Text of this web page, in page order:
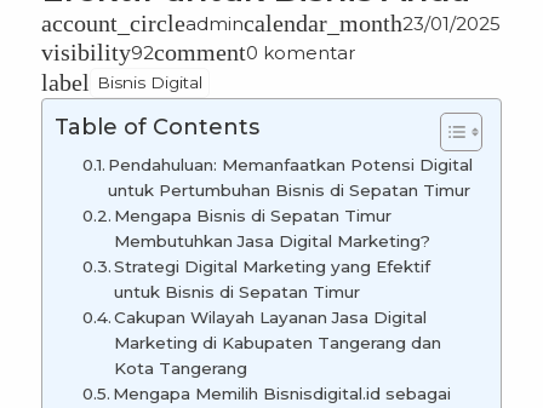
account_circleadmincalendar_month23/01/2025
visibility92comment0 komentar
label Bisnis Digital
Table of Contents
Pendahuluan: Memanfaatkan Potensi Digital
untuk Pertumbuhan Bisnis di Sepatan Timur
Mengapa Bisnis di Sepatan Timur
Membutuhkan Jasa Digital Marketing?
Strategi Digital Marketing yang Efektif
untuk Bisnis di Sepatan Timur
Cakupan Wilayah Layanan Jasa Digital
Marketing di Kabupaten Tangerang dan
Kota Tangerang
Mengapa Memilih Bisnisdigital.id sebagai